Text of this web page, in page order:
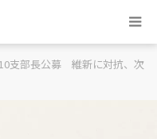
支部長公募 維新に対抗、次